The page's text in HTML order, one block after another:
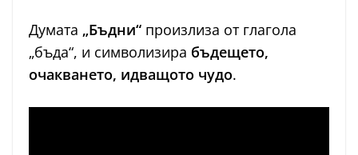
Думата „Бъдни“ произлиза от глагола
„бъда“, и символизира бъдещето,
очакването, идващото чудо.